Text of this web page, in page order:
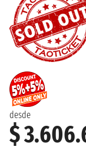
desde
$